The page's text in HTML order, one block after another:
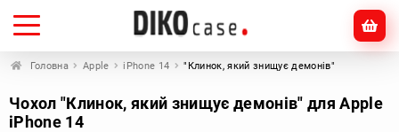
Головна Apple iPhone 14 "Клинок, який знищує демонів"
Чохол "Клинок, який знищує демонів" для Apple
iPhone 14